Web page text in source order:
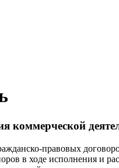
коммерческой
правовых
в ходе исполнения и